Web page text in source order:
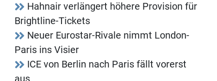
Hahnair verlängert höhere Provision für
Brightline-Tickets
Neuer Eurostar-Rivale nimmt London-
Paris ins Visier
ICE von Berlin nach Paris fällt vorerst